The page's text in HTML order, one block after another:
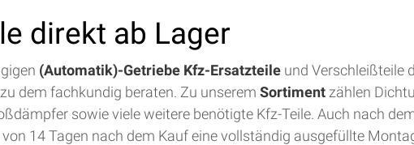
direkt ab Lager
(Automatik)-Getriebe Kfz-Ersatzteile und Verschleißteile
dem fachkundig beraten. Zu unserem Sortiment zählen
sowie viele weitere benötigte Kfz-Teile. Auch nach
14 Tagen nach dem Kauf eine vollständig ausgefüllte